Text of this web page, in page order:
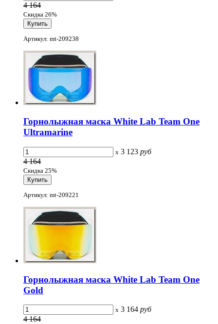
4 164
Скидка 26%
Артикул: mt-209238
Горнолыжная маска White Lab Team One
Ultramarine
x 3 123 руб
4 164
Скидка 25%
Артикул: mt-209221
Горнолыжная маска White Lab Team One
Gold
x 3 164 руб
4 164